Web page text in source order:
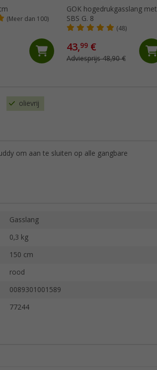
(Meer dan 100)
GOK hogedrukgasslang met
SBS G. 8
(48)
43,99 €
Adviesprijs 48,90 €
olievrij
om aan te sluiten op alle gangbare
Gasslang
0,3 kg
150 cm
rood
0089301001589
77244